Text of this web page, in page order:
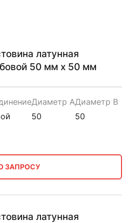
латунная
50 мм х 50 мм
Диаметр A
50
Диаметр B
50
ЗАПРОСУ
латунная